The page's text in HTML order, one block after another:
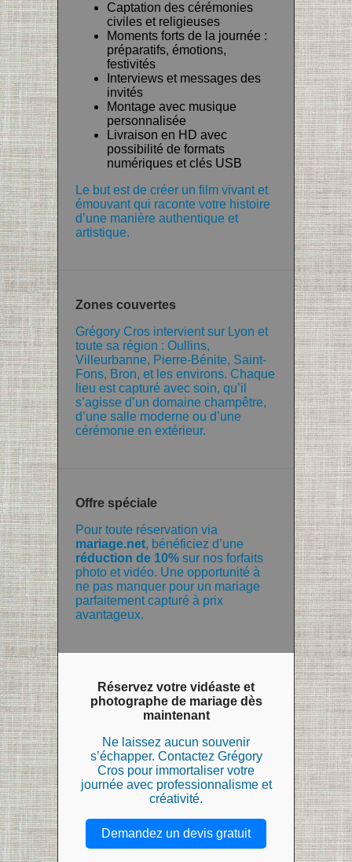
Captation des cérémonies
civiles et religieuses
Moments forts de la journée :
préparatifs, émotions,
festivités
Interviews et messages des
invités
Montage avec musique
personnalisée
Livraison en HD avec
possibilité de formats
numériques et clés USB
Le but est de créer un film vivant et
émouvant qui raconte votre histoire
d’une manière authentique et
artistique.
Zones couvertes
Grégory Cros intervient sur Lyon et
toute sa région : Oullins,
Villeurbanne, Pierre-Bénite, Saint-
Fons, Bron, et les environs. Chaque
lieu est capturé avec soin, qu’il
s’agisse d’un domaine champêtre,
d’une salle moderne ou d’une
cérémonie en extérieur.
Offre spéciale
Pour toute réservation via
mariage.net, bénéficiez d’une
réduction de 10% sur nos forfaits
photo et vidéo. Une opportunité à
ne pas manquer pour un mariage
parfaitement capturé à prix
avantageux.
Réservez votre vidéaste et
photographe de mariage dès
maintenant
Ne laissez aucun souvenir
s’échapper. Contactez Grégory
Cros pour immortaliser votre
journée avec professionnalisme et
créativité.
Demandez un devis gratuit